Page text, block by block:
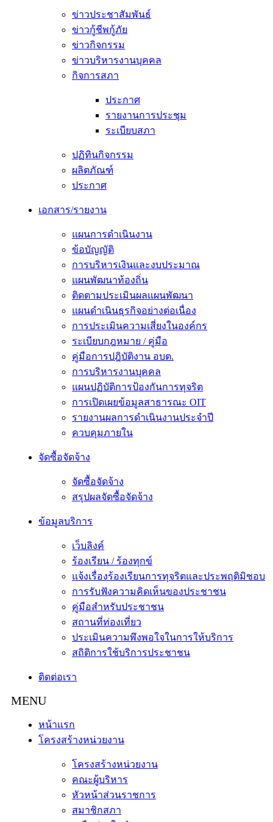
ข่าวประชาสัมพันธ์
ข่าวกู้ชีพกู้ภัย
ข่าวกิจกรรม
ข่าวบริหารงานบุคคล
กิจการสภา
ประกาศ
รายงานการประชุม
ระเบียบสภา
ปฏิทินกิจกรรม
ผลิตภัณฑ์
ประกาศ
เอกสาร/รายงาน
แผนการดำเนินงาน
ข้อบัญญัติ
การบริหารเงินและงบประมาณ
แผนพัฒนาท้องถิ่น
ติดตามประเมินผลแผนพัฒนา
แผนดำเนินธุรกิจอย่างต่อเนื่อง
การประเมินความเสี่ยงในองค์กร
ระเบียบกฎหมาย / คู่มือ
คู่มือการปฎิบัติงาน อบต.
การบริหารงานบุคคล
แผนปฏิบัติการป้องกันการทุจริต
การเปิดเผยข้อมูลสาธารณะ OIT
รายงานผลการดำเนินงานประจำปี
ควบคุมภายใน
จัดซื้อจัดจ้าง
จัดซื้อจัดจ้าง
สรุปผลจัดซื้อจัดจ้าง
ข้อมูลบริการ
เว็บลิงค์
ร้องเรียน / ร้องทุกข์
แจ้งเรื่องร้องเรียนการทุจริตและประพฤติมิชอบ
การรับฟังความคิดเห็นของประชาชน
คู่มือสำหรับประชาชน
สถานที่ท่องเที่ยว
ประเมินความพึงพอใจในการให้บริการ
สถิติการใช้บริการประชาชน
ติดต่อเรา
หน้าแรก
โครงสร้างหน่วยงาน
โครงสร้างหน่วยงาน
คณะผู้บริหาร
หัวหน้าส่วนราชการ
สมาชิกสภา